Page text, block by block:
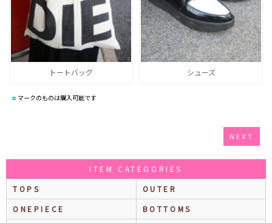
トートバッグ シューズ
マークのものは購入可能です
NEXT
ITEM CATEGORIES
TOPS
OUTER
ONEPIECE
BOTTOMS